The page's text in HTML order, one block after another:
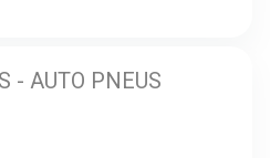
- AUTO PNEUS